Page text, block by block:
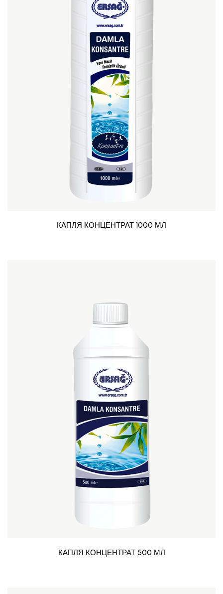
КАПЛЯ КОНЦЕНТРАТ 1000 МЛ
КАПЛЯ КОНЦЕНТРАТ 500 МЛ